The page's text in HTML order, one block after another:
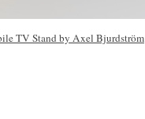
TV Stand by Axel Bjurdström